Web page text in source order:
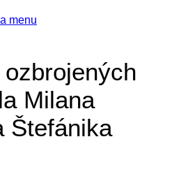
menu
Milana
Štefánika